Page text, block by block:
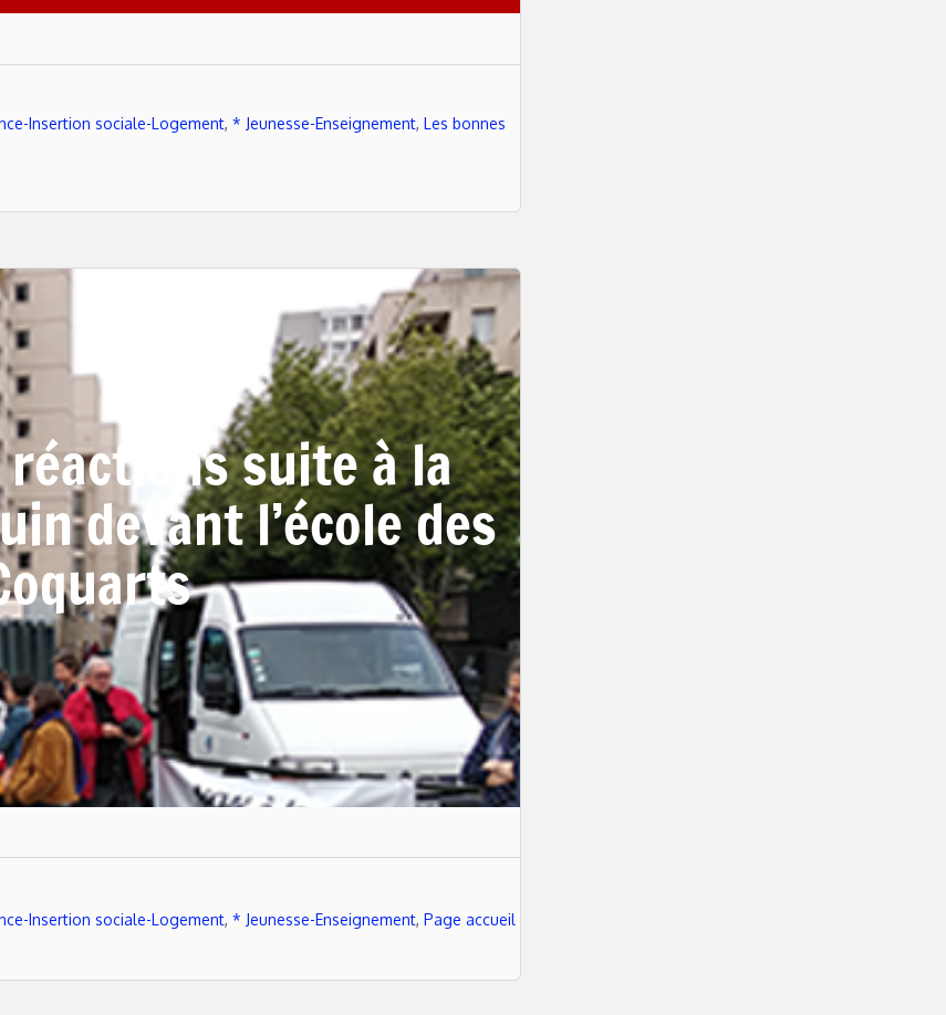
Insertion sociale-Logement, * Jeunesse-Enseignement, Les bonnes
suite à la
devant l’école des
Insertion sociale-Logement, * Jeunesse-Enseignement, Page accueil